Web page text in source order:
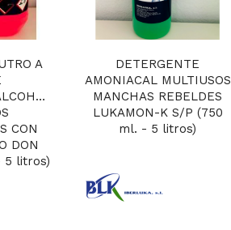
A
CON
DON
5 litros)
DETERGENTE
AMONIACAL MULTIUSOS
MANCHAS REBELDES
LUKAMON-K S/P (750
ml. - 5 litros)